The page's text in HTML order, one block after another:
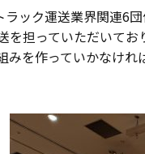
ック運送業界関連6
を担っていただいて
みを作っていかなけ